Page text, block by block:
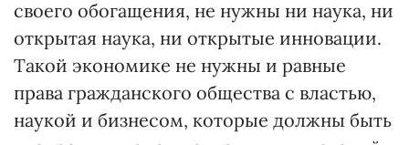
своего обогащения, не нужны ни наука, ни
открытая наука, ни открытые инновации.
Такой экономике не нужны и равные
права гражданского общества с властью,
наукой и бизнесом, которые должны быть